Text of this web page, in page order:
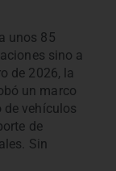
unos 85
sino a
de 2026, la
un marco
vehículos
de
Sin